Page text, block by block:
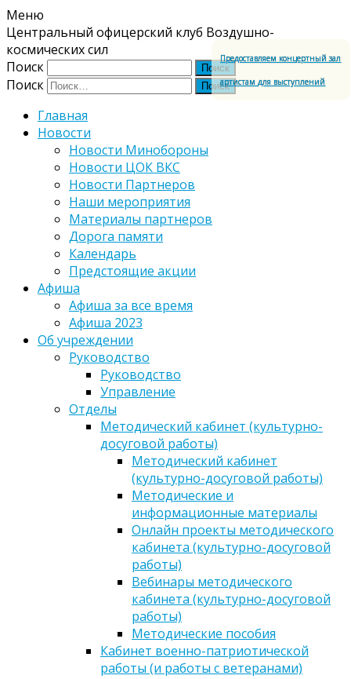
Меню
Центральный офицерский клуб Воздушно-
космических сил
Поиск
Поиск
Главная
Новости
Новости Минобороны
Новости ЦОК ВКС
Новости Партнеров
Наши мероприятия
Материалы партнеров
Дорога памяти
Календарь
Предстоящие акции
Афиша
Афиша за все время
Афиша 2023
Об учреждении
Руководство
Руководство
Управление
Отделы
Методический кабинет (культурно-
досуговой работы)
Методический кабинет
(культурно-досуговой работы)
Методические и
информационные материалы
Онлайн проекты методического
кабинета (культурно-досуговой
работы)
Вебинары методического
кабинета (культурно-досуговой
работы)
Методические пособия
Кабинет военно-патриотической
работы (и работы с ветеранами)
Предоставляем концертный зал
артистам для выступлений